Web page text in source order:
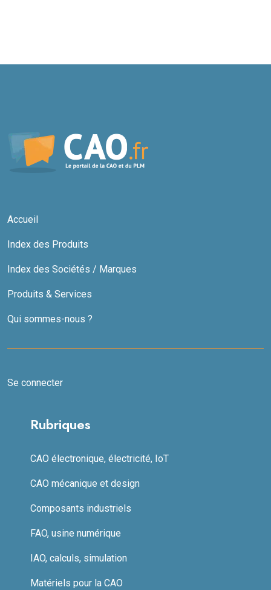
Accueil
Index des Produits
Index des Sociétés / Marques
Produits & Services
Qui sommes-nous ?
Se connecter
Rubriques
CAO électronique, électricité, IoT
CAO mécanique et design
Composants industriels
FAO, usine numérique
IAO, calculs, simulation
Matériels pour la CAO